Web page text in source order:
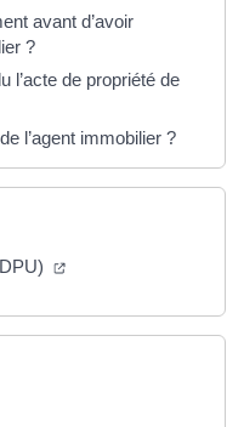
avant d’avoir
?
l’acte de propriété de
l’agent immobilier ?
(ouverture dans un
dans un nouvel onglet)